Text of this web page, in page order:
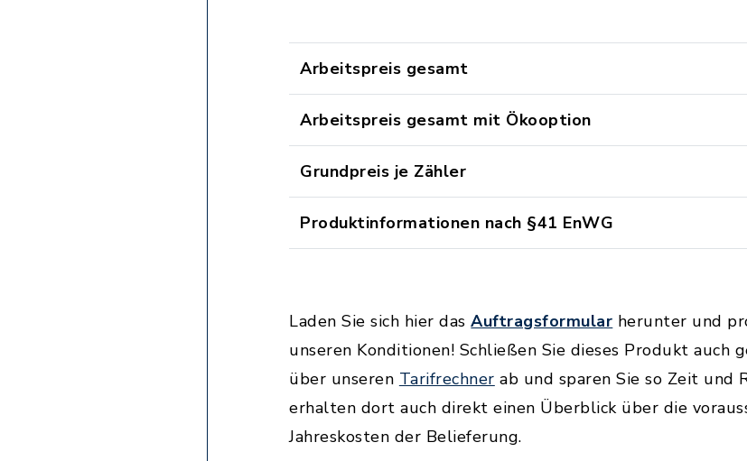
Arbeitspreis gesamt
Arbeitspreis gesamt mit Ökooption
Grundpreis je Zähler
Produktinformationen nach §41 EnWG
Laden Sie sich hier dasAuftragsformular herunter und
unseren Konditionen! Schließen Sie dieses Produkt auch
über unseren Tarifrechner ab und sparen Sie so Zeit und
erhalten dort auch direkt einen Überblick über die
Jahreskosten der Belieferung.